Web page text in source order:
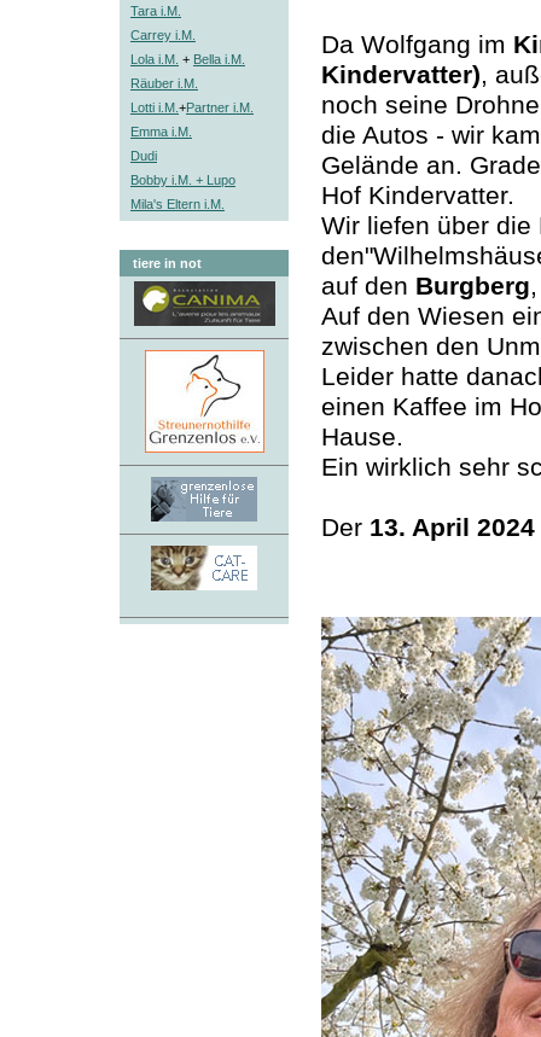
Tara i.M.
Carrey i.M.
Lola i.M. + Bella i.M.
Räuber i.M.
Lotti i.M. +Partner i.M.
Emma i.M.
Dudi
Bobby i.M. + Lupo
Mila's Eltern i.M.
tiere in not
Da Wolfgang im
Kindervatter),
noch seine
die Autos - wir
Gelände an.
Hof Kindervatter.
Wir liefen über die
auf den Burgberg
Auf den Wiesen
zwischen den
Leider hatte
einen Kaffee im
Hause.
Ein wirklich sehr
Der 13. April 2024